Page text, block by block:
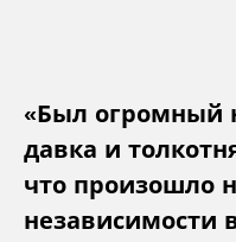
«Был огромный
давка и
что произошло
независимости